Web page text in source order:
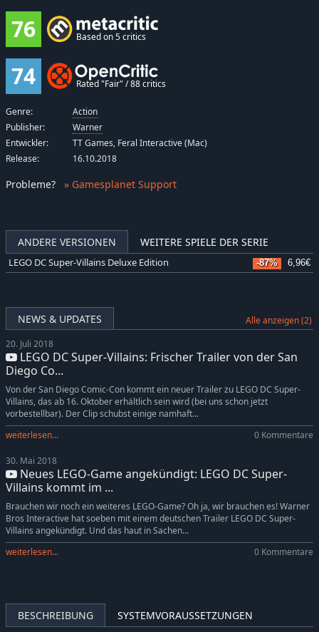
ANDERE VERSIONEN WEITERE SPIELE DER SERIE
LEGO DC Super-Villains Deluxe Edition -87% 6,96€
NEWS & UPDATES Alle anzeigen (2)
20. Juli 2018
LEGO DC Super-Villains: Frischer Trailer von der San
Diego Co...
Von der San Diego Comic-Con kommt ein neuer Trailer zu LEGO DC Super-
Villains, das ab 16. Oktober erhältlich sein wird (bei uns schon jetzt
vorbestellbar). Der Clip schubst einige namhaft...
weiterlesen...
0 Kommentare
30. Mai 2018
Neues LEGO-Game angekündigt: LEGO DC Super-
Villains kommt im ...
Brauchen wir noch ein weiteres LEGO-Game? Oh ja, wir brauchen es! Warner
Bros Interactive hat soeben mit einem deutschen Trailer LEGO DC Super-
Villains angekündigt. Und das haut in Sachen...
weiterlesen...
0 Kommentare
BESCHREIBUNG
SYSTEMVORAUSSETZUNGEN
76 Based on 5 critics
74 Rated "Fair" / 88 critics
Genre:
Action
Publisher:
Warner
Entwickler:
TT Games, Feral Interactive (Mac)
Release:
16.10.2018
Probleme? » Gamesplanet Support